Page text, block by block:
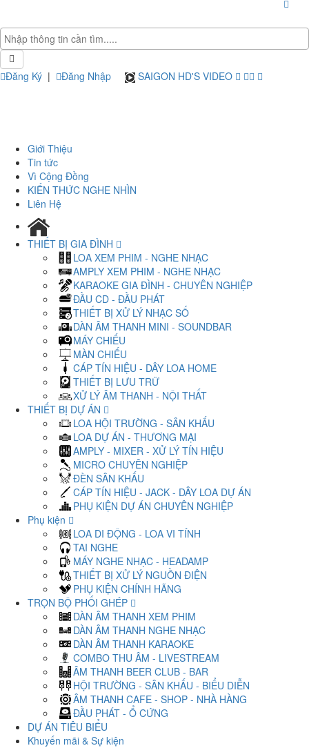
Đăng Ký | Đăng Nhập SAIGON HD'S VIDEO
Giới Thiệu
Tin tức
Vì Cộng Đồng
KIẾN THỨC NGHE NHÌN
Liên Hệ
THIẾT BỊ GIA ĐÌNH
LOA XEM PHIM - NGHE NHẠC
AMPLY XEM PHIM - NGHE NHẠC
KARAOKE GIA ĐÌNH - CHUYÊN NGHIỆP
ĐẦU CD - ĐẦU PHÁT
THIẾT BỊ XỬ LÝ NHẠC SỐ
DÀN ÂM THANH MINI - SOUNDBAR
MÁY CHIẾU
MÀN CHIẾU
CÁP TÍN HIỆU - DÂY LOA HOME
THIẾT BỊ LƯU TRỮ
XỬ LÝ ÂM THANH - NỘI THẤT
THIẾT BỊ DỰ ÁN
LOA HỘI TRƯỜNG - SÂN KHẤU
LOA DỰ ÁN - THƯƠNG MẠI
AMPLY - MIXER - XỬ LÝ TÍN HIỆU
MICRO CHUYÊN NGHIỆP
ĐÈN SÂN KHẤU
CÁP TÍN HIỆU - JACK - DÂY LOA DỰ ÁN
PHỤ KIỆN DỰ ÁN CHUYÊN NGHIỆP
Phụ kiện
LOA DI ĐỘNG - LOA VI TÍNH
TAI NGHE
MÁY NGHE NHẠC - HEADAMP
THIẾT BỊ XỬ LÝ NGUỒN ĐIỆN
PHỤ KIỆN CHÍNH HÃNG
TRỌN BỘ PHỐI GHÉP
DÀN ÂM THANH XEM PHIM
DÀN ÂM THANH NGHE NHẠC
DÀN ÂM THANH KARAOKE
COMBO THU ÂM - LIVESTREAM
ÂM THANH BEER CLUB - BAR
HỘI TRƯỜNG - SÂN KHẤU - BIỂU DIỄN
ÂM THANH CAFE - SHOP - NHÀ HÀNG
ĐẦU PHÁT - Ổ CỨNG
DỰ ÁN TIÊU BIỂU
Khuyến mãi & Sự kiện